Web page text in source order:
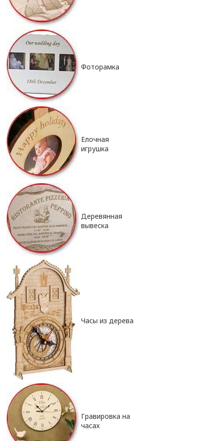
Фоторамка
Елочная
игрушка
Деревянная
вывеска
Часы из дерева
Гравировка на
часах